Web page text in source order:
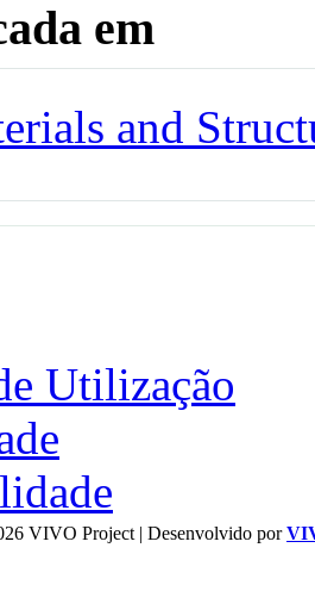
em
and
Utilização
VIVO Project | Desenvolvido por